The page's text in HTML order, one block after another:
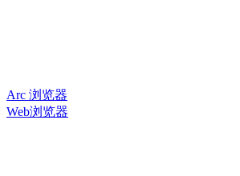
Arc 浏览器
Web浏览器